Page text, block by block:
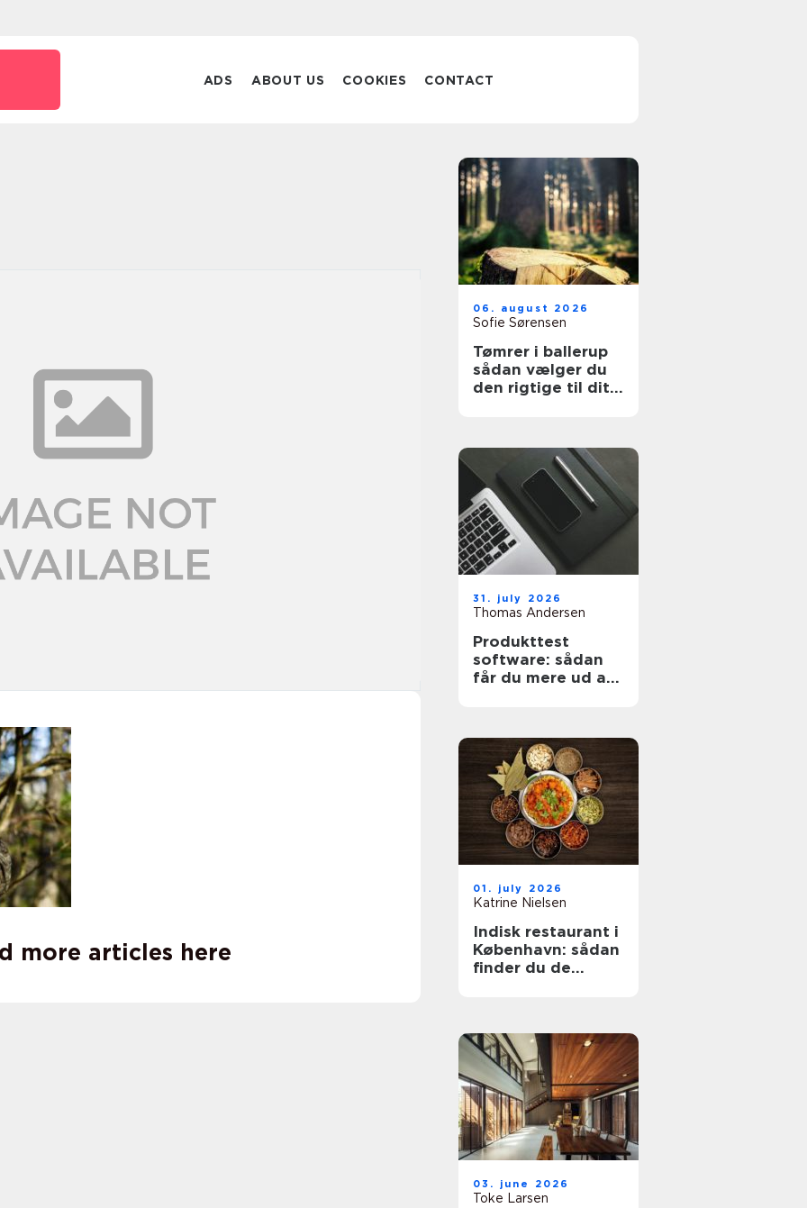
ADS ABOUT US COOKIES CONTACT
more articles here
06. august 2026
Sofie Sørensen
Tømrer i ballerup
sådan vælger du
den rigtige til dit
31. july 2026
Thomas Andersen
Produkttest
software: sådan
får du mere ud af
01. july 2026
Katrine Nielsen
Indisk restaurant i
København: sådan
finder du de
03. june 2026
Toke Larsen